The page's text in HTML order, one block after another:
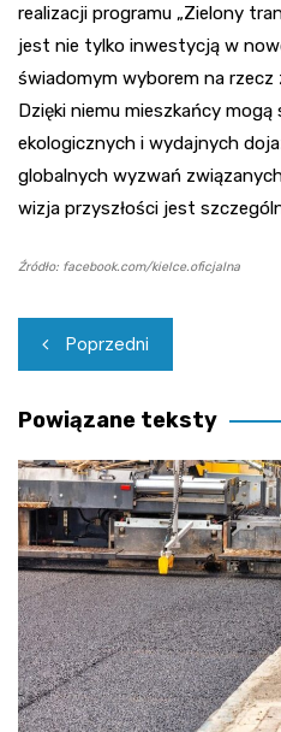
realizacji programu „Zielony
jest nie tylko inwestycją w
świadomym wyborem na
Dzięki niemu mieszkańcy
ekologicznych i wydajnych
globalnych wyzwań
wizja przyszłości jest
Źródło: facebook.com/kielce.oficjalna
Nawigacja
wpisu
Poprzedni
Powiązane teksty